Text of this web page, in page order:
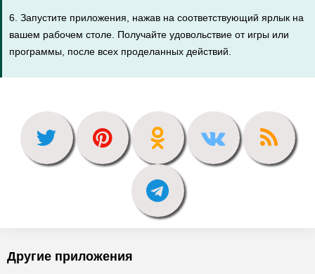
6. Запустите приложения, нажав на соответствующий ярлык на
вашем рабочем столе. Получайте удовольствие от игры или
программы, после всех проделанных действий.
Другие приложения